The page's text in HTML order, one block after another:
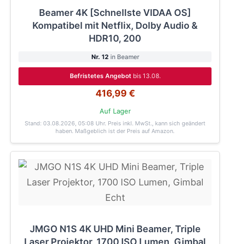
Beamer 4K [Schnellste VIDAA OS]
Kompatibel mit Netflix, Dolby Audio &
HDR10, 200
Nr. 12 in Beamer
Befristetes Angebot bis 13.08.
416,99 €
Auf Lager
Stand: 03.08.2026, 05:08 Uhr. Preis inkl. MwSt., kann sich geändert
haben. Maßgeblich ist der Preis auf Amazon.
JMGO N1S 4K UHD Mini Beamer, Triple
Laser Projektor, 1700 ISO Lumen, Gimbal